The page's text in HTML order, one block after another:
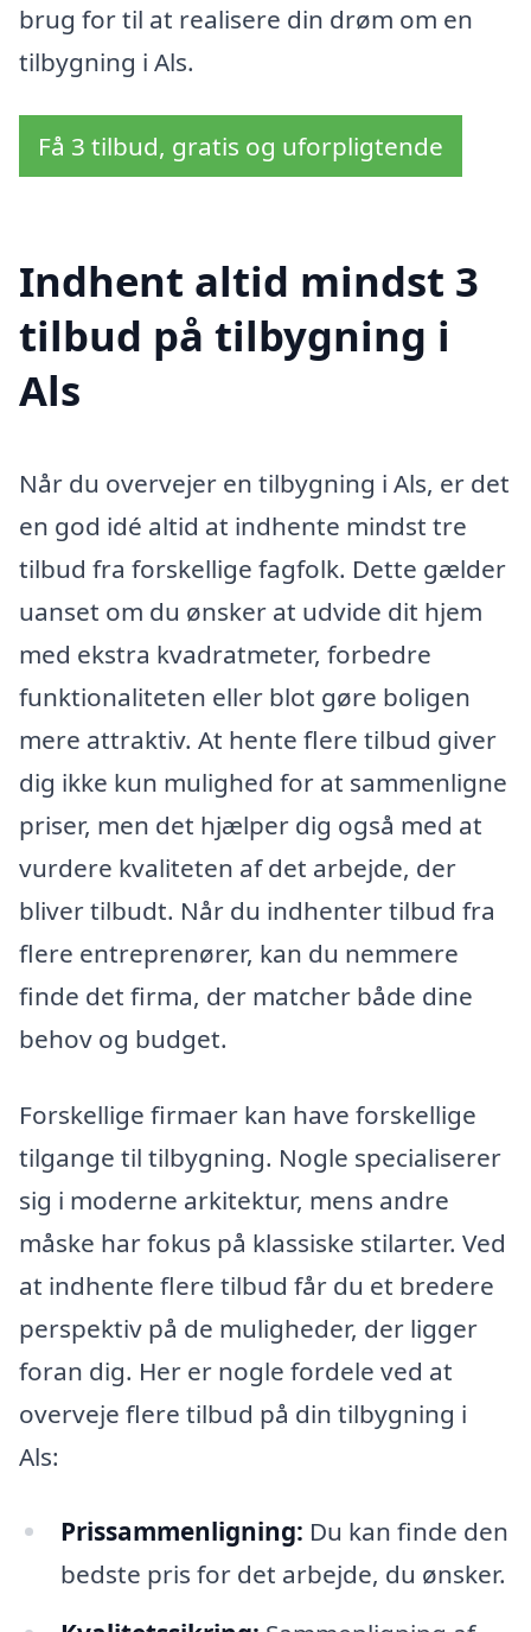
brug for til at realisere din drøm om en
tilbygning i Als.
Få 3 tilbud, gratis og uforpligtende
Indhent altid mindst 3
tilbud på tilbygning i
Als
Når du overvejer en tilbygning i Als, er det
en god idé altid at indhente mindst tre
tilbud fra forskellige fagfolk. Dette gælder
uanset om du ønsker at udvide dit hjem
med ekstra kvadratmeter, forbedre
funktionaliteten eller blot gøre boligen
mere attraktiv. At hente flere tilbud giver
dig ikke kun mulighed for at sammenligne
priser, men det hjælper dig også med at
vurdere kvaliteten af det arbejde, der
bliver tilbudt. Når du indhenter tilbud fra
flere entreprenører, kan du nemmere
finde det firma, der matcher både dine
behov og budget.
Forskellige firmaer kan have forskellige
tilgange til tilbygning. Nogle specialiserer
sig i moderne arkitektur, mens andre
måske har fokus på klassiske stilarter. Ved
at indhente flere tilbud får du et bredere
perspektiv på de muligheder, der ligger
foran dig. Her er nogle fordele ved at
overveje flere tilbud på din tilbygning i
Als:
Prissammenligning: Du kan finde den
bedste pris for det arbejde, du ønsker.